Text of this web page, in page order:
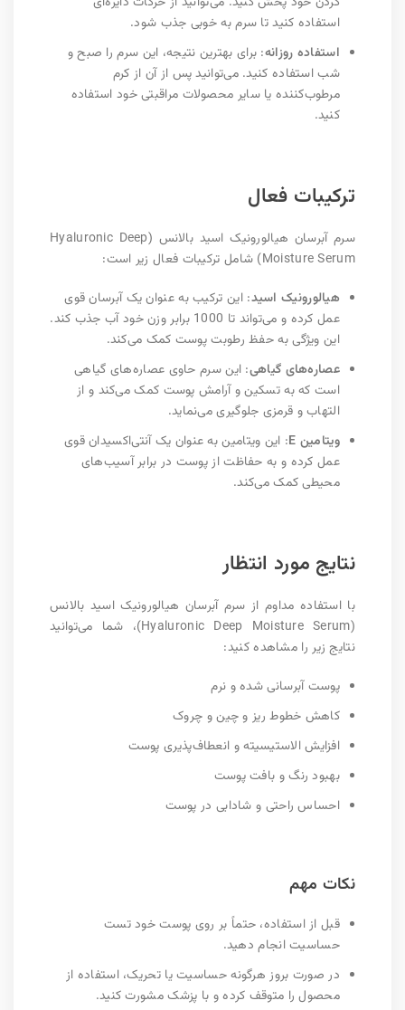
استفاده کنید تا سرم به خوبی جذب شود.
استفاده روزانه: برای بهترین نتیجه، این سرم را صبح و
شب استفاده کنید. می‌توانید پس از آن از کرم
مرطوب‌کننده یا سایر محصولات مراقبتی خود استفاده
کنید.
ترکیبات فعال
سرم آبرسان هیالورونیک اسید بالانس (Hyaluronic Deep
Moisture Serum) شامل ترکیبات فعال زیر است:
هیالورونیک اسید: این ترکیب به عنوان یک آبرسان قوی
عمل کرده و می‌تواند تا 1000 برابر وزن خود آب جذب کند.
این ویژگی به حفظ رطوبت پوست کمک می‌کند.
عصاره‌های گیاهی: این سرم حاوی عصاره‌های گیاهی
است که به تسکین و آرامش پوست کمک می‌کند و از
التهاب و قرمزی جلوگیری می‌نماید.
ویتامین E
: این ویتامین به عنوان یک آنتی‌اکسیدان قوی
عمل کرده و به حفاظت از پوست در برابر آسیب‌های
محیطی کمک می‌کند.
نتایج مورد انتظار
با استفاده مداوم از سرم آبرسان هیالورونیک اسید بالانس
(Hyaluronic Deep Moisture Serum)، شما می‌توانید
نتایج زیر را مشاهده کنید:
پوست آبرسانی شده و نرم
کاهش خطوط ریز و چین و چروک
افزایش الاستیسیته و انعطاف‌پذیری پوست
بهبود رنگ و بافت پوست
احساس راحتی و شادابی در پوست
نکات مهم
قبل از استفاده، حتماً بر روی پوست خود تست
حساسیت انجام دهید.
در صورت بروز هرگونه حساسیت یا تحریک، استفاده از
محصول را متوقف کرده و با پزشک مشورت کنید.